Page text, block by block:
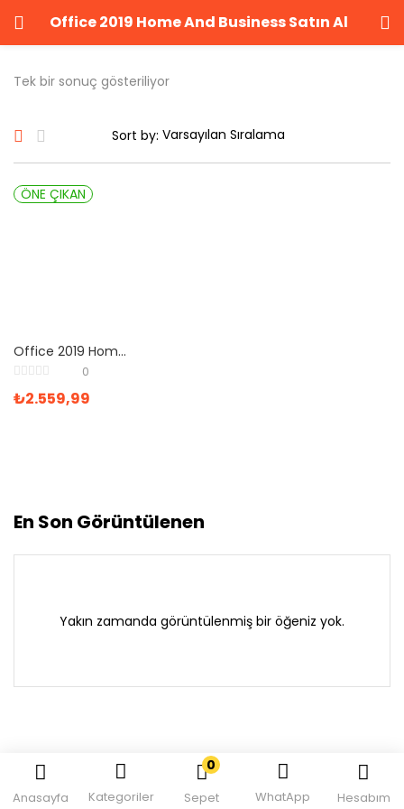
Office 2019 Home And Business Satın Al
GIRIŞ YAP KAYIT OL
Anasayfa Kategoriler
0
Sepet WhatApp Hesabım
Tek bir sonuç gösteriliyor
Sort by:
ÖNE ÇIKAN
Office 2019 Home And Business Satın Al
0
₺2.559,99
En Son Görüntülenen
Yakın zamanda görüntülenmiş bir öğeniz yok.